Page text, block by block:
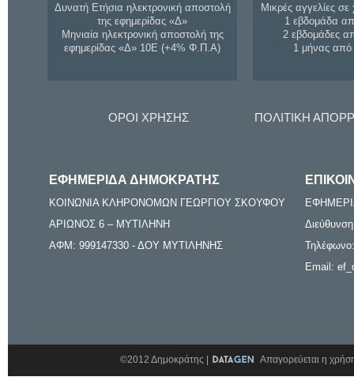
Δυνατή Ετήσια ηλεκτρονική αποστολή
της εφημερίδας «Δ»
Μηνιαία ηλεκτρονική αποστολή της
εφημερίδας «Δ» 10Ε (+4% Φ.Π.Α)
Μικρές αγγελίες σε
1 εβδομάδα
2 εβδομάδες
1 μήνας
ΟΡΟΙ ΧΡΗΣΗΣ ΠΟΛΙΤΙΚΗ
ΕΦΗΜΕΡΙΔΑ ΔΗΜΟΚΡΑΤΗΣ
ΚΟΙΝΩΝΙΑ ΚΛΗΡΟΝΟΜΩΝ ΓΕΩΡΓΙΟΥ ΣΚΟΥΦΟΥ
ΑΡΙΩΝΟΣ 6 – ΜΥΤΙΛΗΝΗ
ΑΦΜ: 999147330 - ΔΟΥ ΜΥΤΙΛΗΝΗΣ
Email:
©2012 Δημοκράτης | Απαγορεύεται η